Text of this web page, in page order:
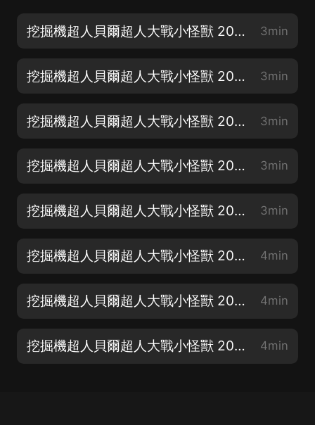
挖掘機超人貝爾超人大戰小怪獸 207 挖掘機超人與森林之歌 (完） 3min
挖掘機超人貝爾超人大戰小怪獸 206 挖掘機超人與夢幻島的塔拉 3min
挖掘機超人貝爾超人大戰小怪獸 205 挖掘機超人的彩虹糖果 3min
挖掘機超人貝爾超人大戰小怪獸 204 挖掘機超人與迷宮的拉卡 3min
挖掘機超人貝爾超人大戰小怪獸 203 挖掘機超人救月亮公主 3min
挖掘機超人貝爾超人大戰小怪獸 202 挖掘機超人的魔法種子 4min
挖掘機超人貝爾超人大戰小怪獸 201 挖掘機超人的音樂節 4min
挖掘機超人貝爾超人大戰小怪獸 200 挖掘機超人與小醜怪獸比比 4min